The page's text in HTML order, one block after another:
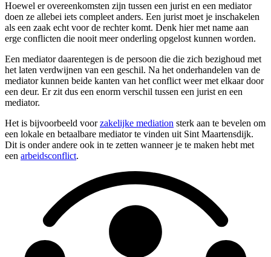
Hoewel er overeenkomsten zijn tussen een jurist en een mediator
doen ze allebei iets compleet anders. Een jurist moet je inschakelen
als een zaak echt voor de rechter komt. Denk hier met name aan
erge conflicten die nooit meer onderling opgelost kunnen worden.
Een mediator daarentegen is de persoon die die zich bezighoud met
het laten verdwijnen van een geschil. Na het onderhandelen van de
mediator kunnen beide kanten van het conflict weer met elkaar door
een deur. Er zit dus een enorm verschil tussen een jurist en een
mediator.
Het is bijvoorbeeld voorzakelijke mediation sterk aan te bevelen om
een lokale en betaalbare mediator te vinden uit Sint Maartensdijk.
Dit is onder andere ook in te zetten wanneer je te maken hebt met
een arbeidsconflict.